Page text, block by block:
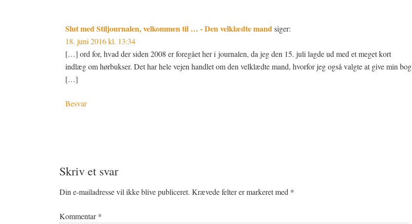
Slut med Stiljournalen, velkommen til … - Den velklædte mandsiger:
18. juni 2016 kl. 13:34
[…] ord for, hvad der siden 2008 er foregået her i journalen, da jeg den 15. juli lagde ud med et meget kort
indlæg om hørbukser. Det har hele vejen handlet om den velklædte mand, hvorfor jeg også valgte at give min bog
[…]
Besvar
Skriv et svar
Din e-mailadresse vil ikke blive publiceret. Krævede felter er markeret med *
Kommentar*